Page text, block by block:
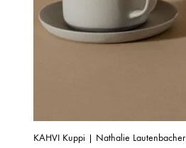
KAHVI Kuppi | Nathalie Lautenbacher